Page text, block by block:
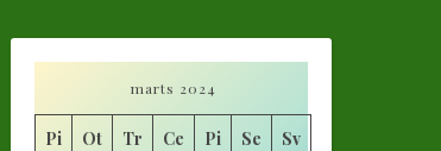
marts 2024
Pi Ot Tr Ce Pi Se Sv